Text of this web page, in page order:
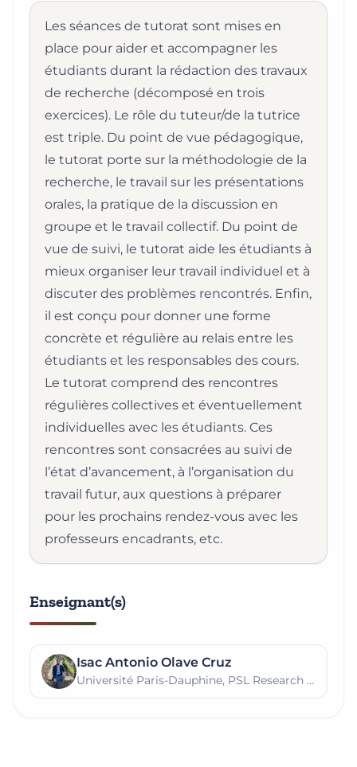
Les séances de tutorat sont mises en
place pour aider et accompagner les
étudiants durant la rédaction des travaux
de recherche (décomposé en trois
exercices). Le rôle du tuteur/de la tutrice
est triple. Du point de vue pédagogique,
le tutorat porte sur la méthodologie de la
recherche, le travail sur les présentations
orales, la pratique de la discussion en
groupe et le travail collectif. Du point de
vue de suivi, le tutorat aide les étudiants à
mieux organiser leur travail individuel et à
discuter des problèmes rencontrés. Enfin,
il est conçu pour donner une forme
concrète et régulière au relais entre les
étudiants et les responsables des cours.
Le tutorat comprend des rencontres
régulières collectives et éventuellement
individuelles avec les étudiants. Ces
rencontres sont consacrées au suivi de
l’état d’avancement, à l’organisation du
travail futur, aux questions à préparer
pour les prochains rendez-vous avec les
professeurs encadrants, etc.
Enseignant(s)
Isac Antonio Olave Cruz
Université Paris-Dauphine, PSL Research University